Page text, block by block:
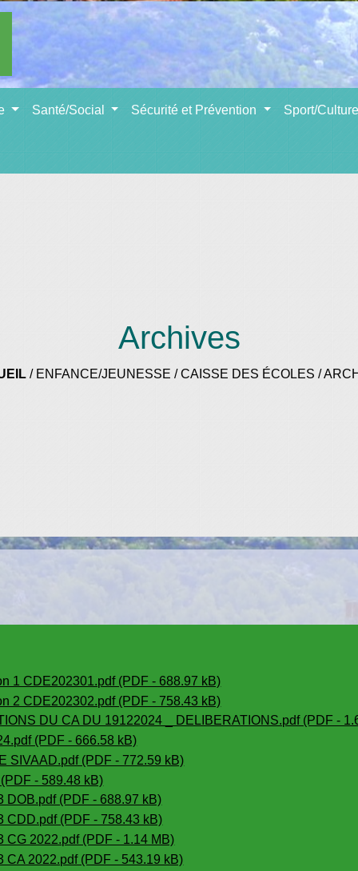
Santé/Social Sécurité et Prévention Sport/
Archives
/ ENFANCE/JEUNESSE /CAISSE DES ÉCOLES /
1 CDE202301.pdf (PDF - 688.97 kB)
2 CDE202302.pdf (PDF - 758.43 kB)
DU CA DU 19122024 _ DELIBERATIONS.pdf (PDF -
(PDF - 666.58 kB)
SIVAAD.pdf (PDF - 772.59 kB)
- 589.48 kB)
DOB.pdf (PDF - 688.97 kB)
CDD.pdf (PDF - 758.43 kB)
CG 2022.pdf (PDF - 1.14 MB)
CA 2022.pdf (PDF - 543.19 kB)